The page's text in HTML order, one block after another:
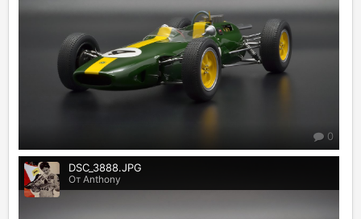
0
DSC_3888.JPG
От Anthony